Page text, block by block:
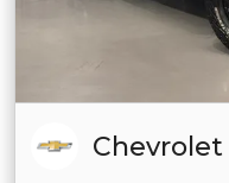
Chevrolet